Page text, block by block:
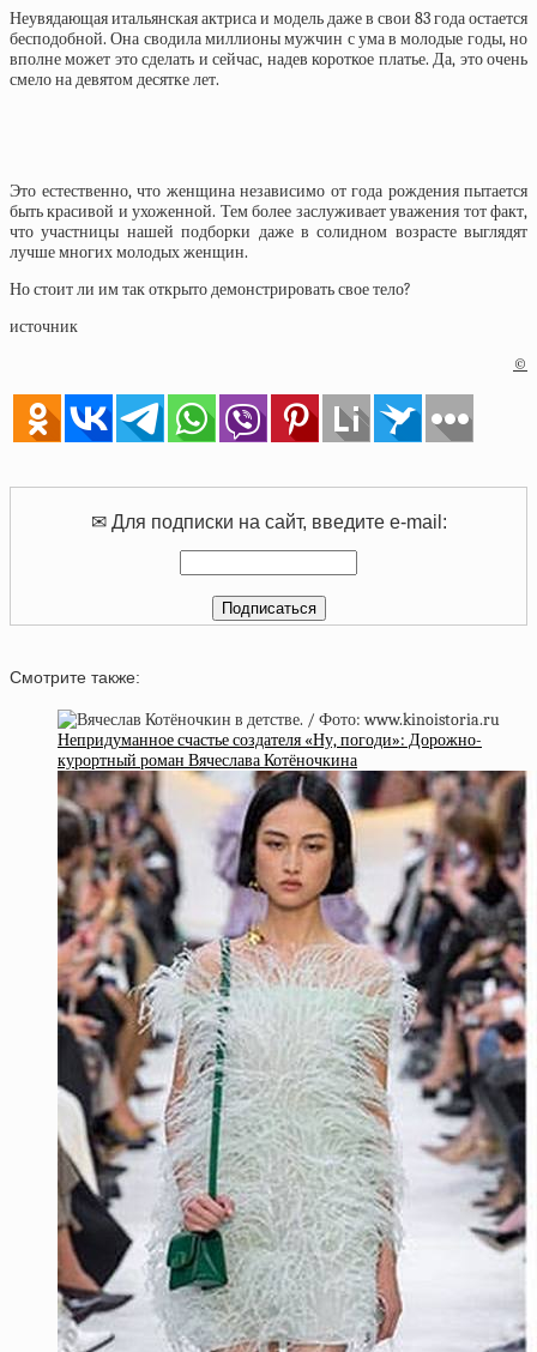
Неувядающая итальянская актриса и модель даже в свои 83 года остается
бесподобной. Она сводила миллионы мужчин с ума в молодые годы, но
вполне может это сделать и сейчас, надев короткое платье. Да, это очень
смело на девятом десятке лет.
Это естественно, что женщина независимо от года рождения пытается
быть красивой и ухоженной. Тем более заслуживает уважения тот факт,
что участницы нашей подборки даже в солидном возрасте выглядят
лучше многих молодых женщин.
Но стоит ли им так открыто демонстрировать свое тело?
источник
©
✉ Для подписки на сайт, введите e-mail:
Смотрите также:
Непридуманное счастье создателя «Ну, погоди»: Дорожно-
курортный роман Вячеслава Котёночкина